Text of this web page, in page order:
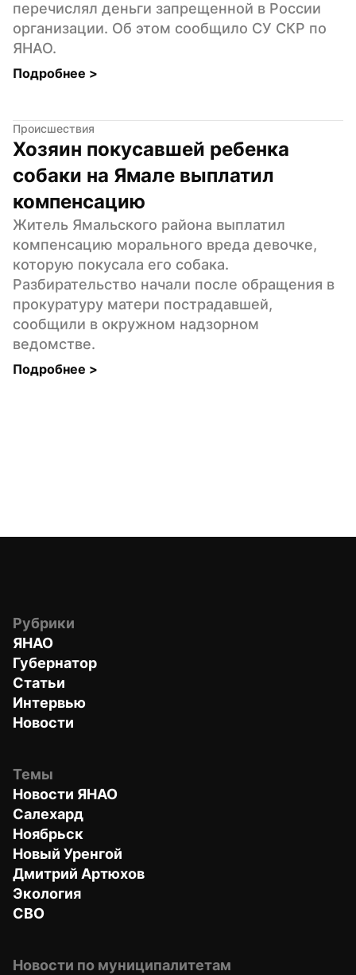
перечислял деньги запрещенной в России
организации. Об этом сообщило СУ СКР по
ЯНАО.
Подробнее >
Происшествия
Хозяин покусавшей ребенка
собаки на Ямале выплатил
компенсацию
Житель Ямальского района выплатил
компенсацию морального вреда девочке,
которую покусала его собака.
Разбирательство начали после обращения в
прокуратуру матери пострадавшей,
сообщили в окружном надзорном
ведомстве.
Подробнее >
Рубрики
ЯНАО
Губернатор
Статьи
Интервью
Новости
Темы
Новости ЯНАО
Салехард
Ноябрьск
Новый Уренгой
Дмитрий Артюхов
Экология
СВО
Новости по муниципалитетам